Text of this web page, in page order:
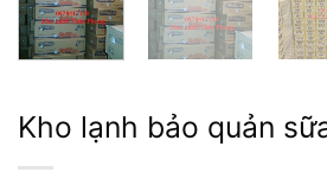
Kho lạnh bảo quản